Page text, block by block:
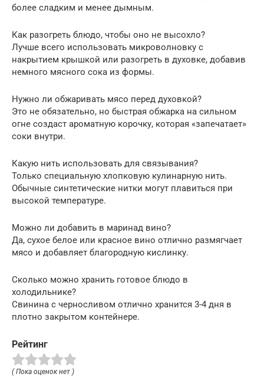
более сладким и менее дымным.
Как разогреть блюдо, чтобы оно не высохло?
Лучше всего использовать микроволновку с
накрытием крышкой или разогреть в духовке, добавив
немного мясного сока из формы.
Нужно ли обжаривать мясо перед духовкой?
Это не обязательно, но быстрая обжарка на сильном
огне создаст ароматную корочку, которая «запечатает»
соки внутри.
Какую нить использовать для связывания?
Только специальную хлопковую кулинарную нить.
Обычные синтетические нитки могут плавиться при
высокой температуре.
Можно ли добавить в маринад вино?
Да, сухое белое или красное вино отлично размягчает
мясо и добавляет благородную кислинку.
Сколько можно хранить готовое блюдо в
холодильнике?
Свинина с черносливом отлично хранится 3-4 дня в
плотно закрытом контейнере.
Рейтинг
( Пока оценок нет )